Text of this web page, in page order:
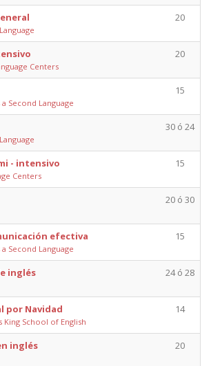
20
Centers
20
a Second Language
15
30 ó 24
- intensivo
Centers
15
20 ó 30
efectiva
a Second Language
15
inglés 24 ó 28
por Navidad
King School of English
14
inglés 20